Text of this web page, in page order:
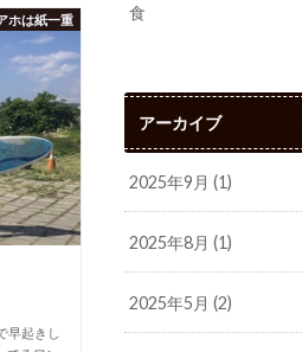
ホは紙一重
早起きし
食
アーカイブ
2025年9月 (1)
2025年8月 (1)
2025年5月 (2)